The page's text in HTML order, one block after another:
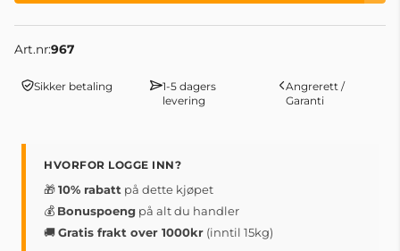
Art.nr:967
Sikker betaling
1-5 dagers
levering
Angrerett /
Garanti
HVORFOR LOGGE INN?
🎁10% rabatt på dette kjøpet
💰 Bonuspoeng på alt du handler
🚚Gratis frakt over 1000kr (inntil 15kg)